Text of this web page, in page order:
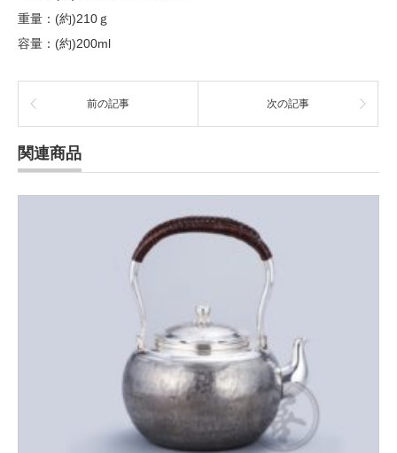
重量：(約)210ｇ
容量：(約)200ml
前の記事 次の記事
関連商品